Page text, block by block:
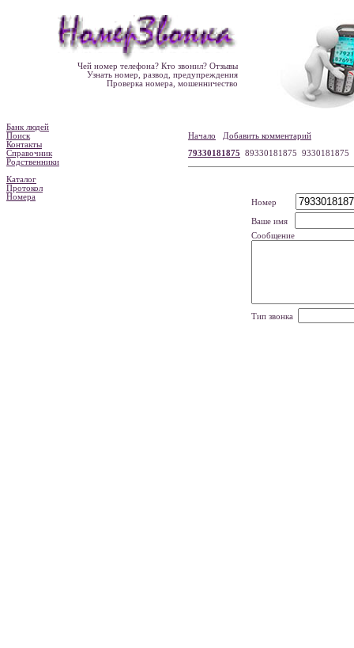
Чей номер телефона? Кто звонил? Отзывы
Узнать номер, развод, предупреждения
Проверка номера, мошенничество
Банк людей
Поиск
Контакты
Справочник
Родственники
Каталог
Протокол
Номера
Начало
Добавить комментарий
79330181875 89330181875 9330181875
Номер
Ваше имя
Сообщение
Тип звонка